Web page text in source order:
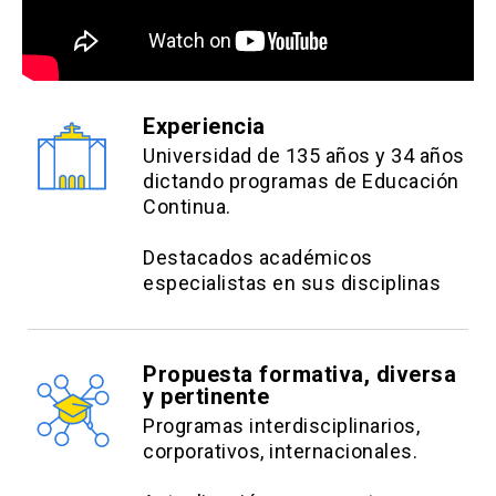
Experiencia
Universidad de 135 años y 34 años
dictando programas de Educación
Continua.
Destacados académicos
especialistas en sus disciplinas
Propuesta formativa, diversa
y pertinente
Programas interdisciplinarios,
corporativos, internacionales.